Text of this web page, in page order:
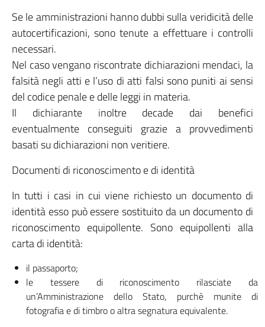
Se le amministrazioni hanno dubbi sulla veridicità delle
autocertificazioni, sono tenute a effettuare i controlli
necessari.
Nel caso vengano riscontrate dichiarazioni mendaci, la
falsità negli atti e l’uso di atti falsi sono puniti ai sensi
del codice penale e delle leggi in materia.
Il dichiarante inoltre decade dai benefici
eventualmente conseguiti grazie a provvedimenti
basati su dichiarazioni non veritiere.
Documenti di riconoscimento e di identità
In tutti i casi in cui viene richiesto un documento di
identità esso può essere sostituito da un documento di
riconoscimento equipollente. Sono equipollenti alla
carta di identità:
il passaporto;
le tessere di riconoscimento rilasciate da
un’Amministrazione dello Stato, purchè munite di
fotografia e di timbro o altra segnatura equivalente.